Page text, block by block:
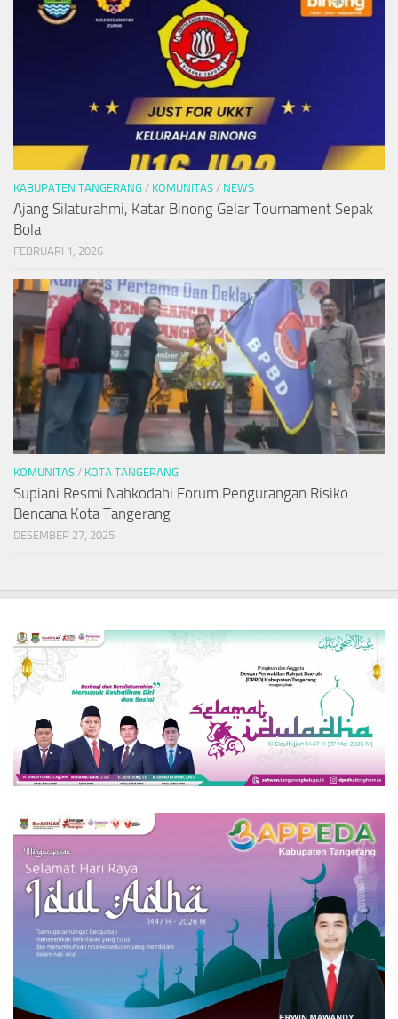
KABUPATEN TANGERANG / KOMUNITAS / NEWS
Ajang Silaturahmi, Katar Binong Gelar Tournament Sepak
Bola
FEBRUARI 1, 2026
KOMUNITAS / KOTA TANGERANG
Supiani Resmi Nahkodahi Forum Pengurangan Risiko
Bencana Kota Tangerang
DESEMBER 27, 2025